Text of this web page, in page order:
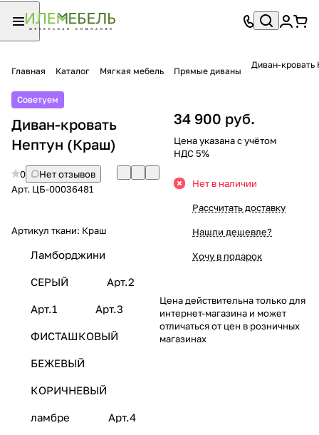
Главная Каталог Мягкая мебель Прямые диваны
Диван-кровать
Советуем
Диван-кровать
Нептун (Краш)
0
Нет отзывов
Арт. ЦБ-00036481
Артикул ткани: Краш
Ламборджини
СЕРЫЙ Арт.2
Арт.1 Арт.3
ФИСТАШКОВЫЙ
БЕЖЕВЫЙ
КОРИЧНЕВЫЙ
ламбре Арт.4
34 900 руб.
Цена указана с учётом
НДС 5%
Нет в наличии
Рассчитать доставку
Нашли дешевле?
Хочу в подарок
Цена действительна только для
интернет-магазина и может
отличаться от цен в розничных
магазинах